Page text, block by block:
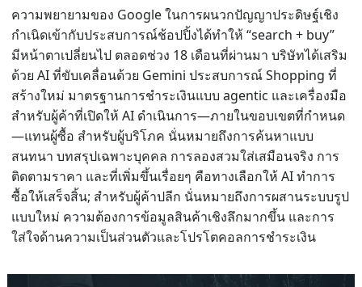
ความพยายามของ Google ในการผนวกปัญญาประดิษฐ์เชิง
กำเนิดเข้ากับประสบการณ์ช้อปปิ้งได้ทำให้ “search + buy”
มีหน้าตาเปลี่ยนไป ตลอดช่วง 18 เดือนที่ผ่านมา บริษัทได้เสริม
ด้วย AI ที่ขับเคลื่อนด้วย Gemini ประสบการณ์ Shopping ที่
สร้างใหม่ มาตรฐานการชำระเงินแบบ agentic และเครื่องมือ
สำหรับผู้ค้าที่เปิดให้ AI ดำเนินการ—ภายในขอบเขตที่กำหนด
—แทนผู้ซื้อ สำหรับผู้บริโภค นั่นหมายถึงการค้นหาแบบ
สนทนา บทสรุปเฉพาะบุคคล การลองสวมใส่เสมือนจริง การ
ติดตามราคา และที่เพิ่มขึ้นเรื่อยๆ คือทางเลือกให้ AI ทำการ
ซื้อให้เสร็จสิ้น; สำหรับผู้ค้าปลีก นั่นหมายถึงการผสานระบบรูป
แบบใหม่ ความต้องการข้อมูลสินค้าเชิงลึกมากขึ้น และการ
ใส่ใจด้านความเป็นส่วนตัวและโปรโตคอลการชำระเงิน